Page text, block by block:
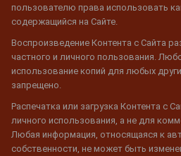
пользователю права использовать
содержащийся на Сайте.
Воспроизведение Контента с Сайта
частного и личного пользования.
использование копий для любых
запрещено.
Распечатка или загрузка Контента с
личного использования, а не для
Любая информация, относящаяся к
собственности, не может быть